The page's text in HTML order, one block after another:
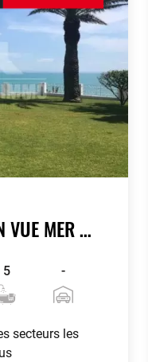
VILLA D’EXCEPTION VUE MER À CARTHAGE
5 -
secteurs les